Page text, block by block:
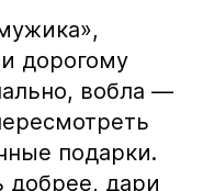
дорогому
вобла —
подарки.
добрее, дари